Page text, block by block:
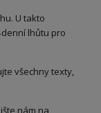
U takto
lhůtu pro
všechny texty,
nám na